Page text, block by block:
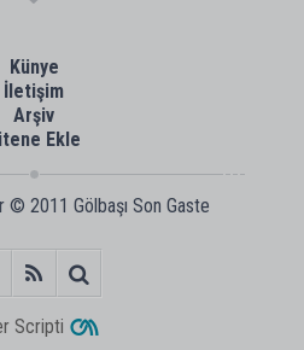
Künye
İletişim
Arşiv
Ekle
© 2011 Gölbaşı Son Gaste
Scripti